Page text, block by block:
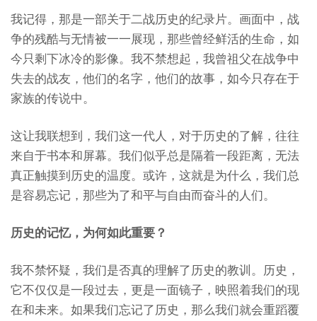
我记得，那是一部关于二战历史的纪录片。画面中，战
争的残酷与无情被一一展现，那些曾经鲜活的生命，如
今只剩下冰冷的影像。我不禁想起，我曾祖父在战争中
失去的战友，他们的名字，他们的故事，如今只存在于
家族的传说中。
这让我联想到，我们这一代人，对于历史的了解，往往
来自于书本和屏幕。我们似乎总是隔着一段距离，无法
真正触摸到历史的温度。或许，这就是为什么，我们总
是容易忘记，那些为了和平与自由而奋斗的人们。
历史的记忆，为何如此重要？
我不禁怀疑，我们是否真的理解了历史的教训。历史，
它不仅仅是一段过去，更是一面镜子，映照着我们的现
在和未来。如果我们忘记了历史，那么我们就会重蹈覆